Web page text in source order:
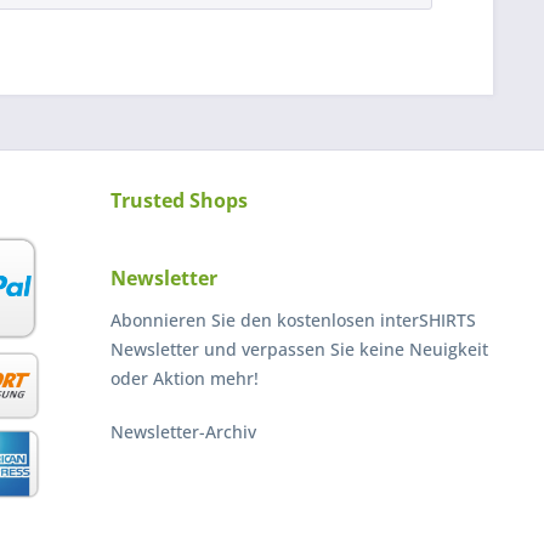
Trusted Shops
Newsletter
Abonnieren Sie den kostenlosen interSHIRTS
Newsletter und verpassen Sie keine Neuigkeit
oder Aktion mehr!
Newsletter-Archiv